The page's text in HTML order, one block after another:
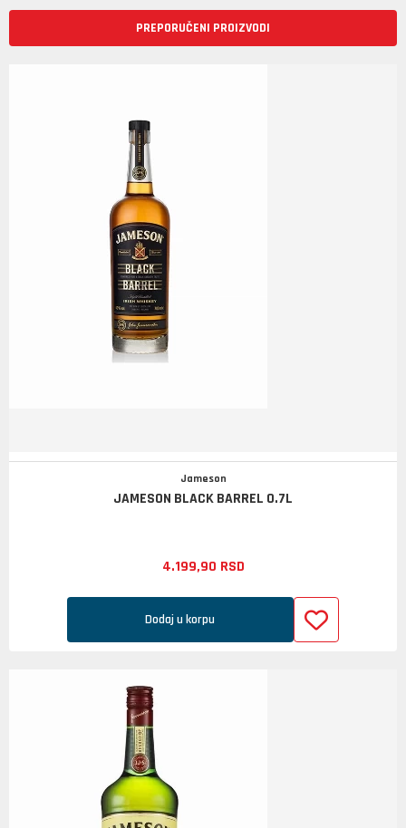
PREPORUČENI PROIZVODI
Jameson
JAMESON BLACK BARREL 0.7L
4.199,90 RSD
Dodaj u korpu